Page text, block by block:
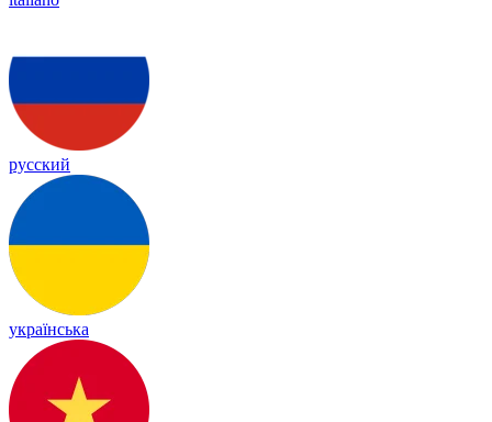
русский
українська